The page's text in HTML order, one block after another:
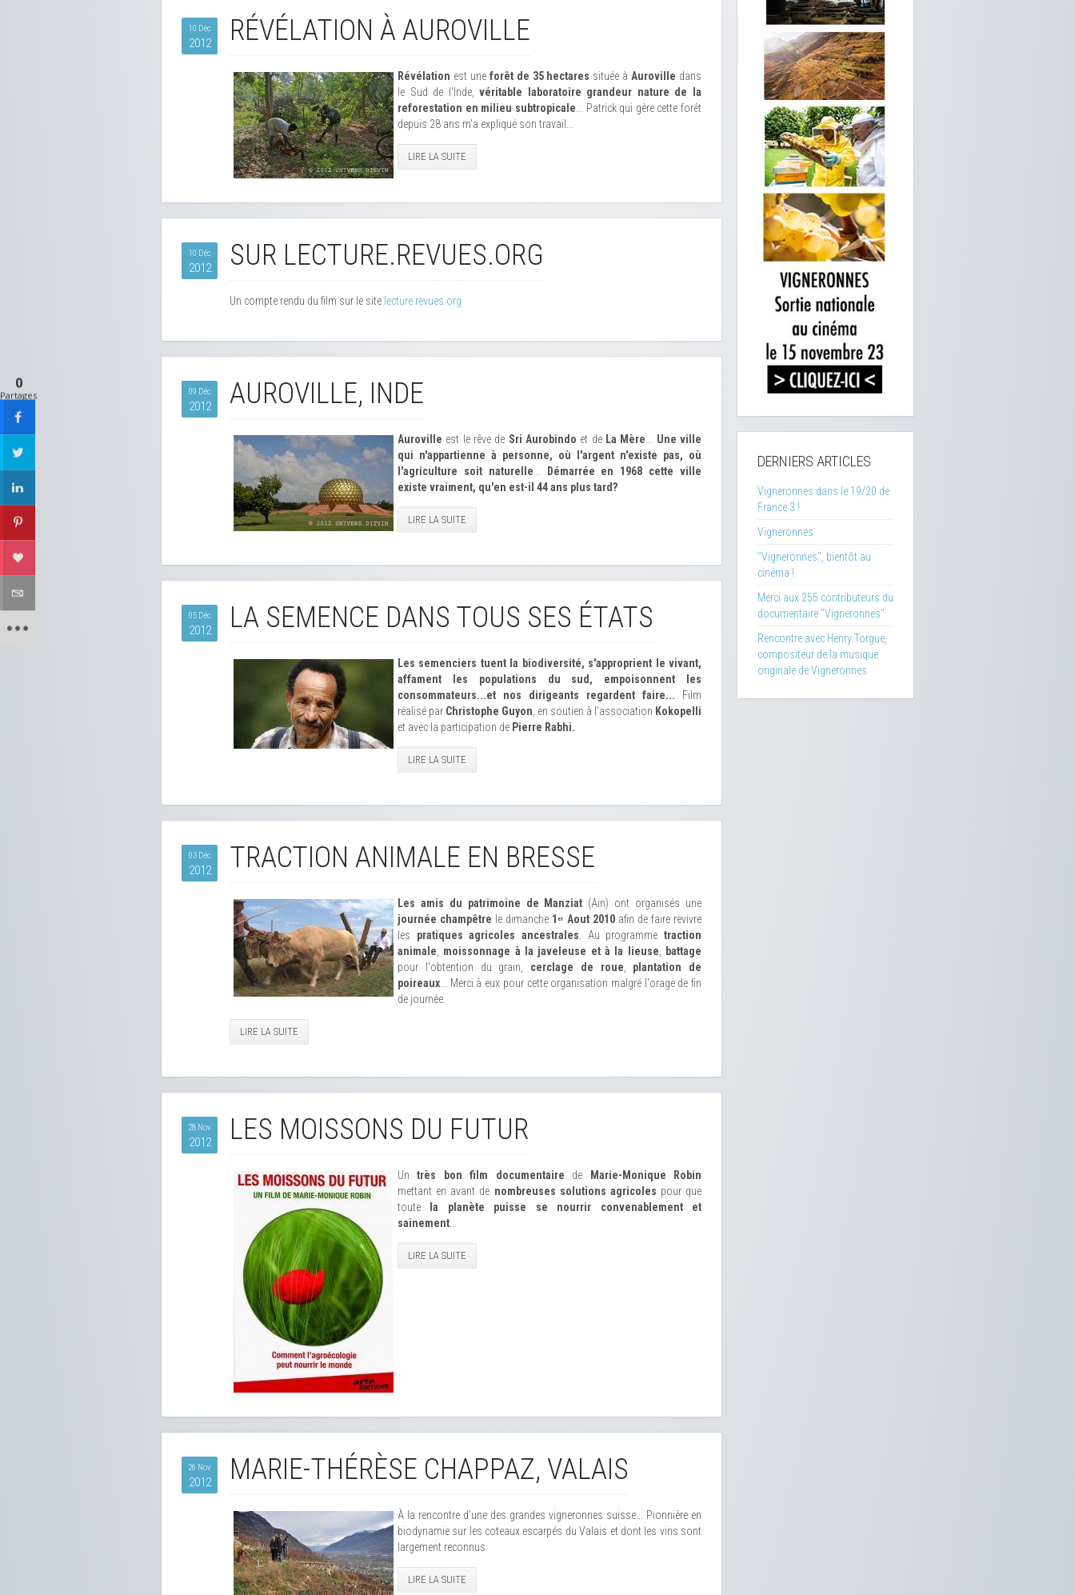
10 Déc
2012 RÉVÉLATION À AUROVILLE
Révélation est une forêt de 35 hectares située à Auroville dans
le Sud de l'Inde,véritable laboratoire grandeur nature de la
reforestation en milieu subtropicale ... Patrick qui gère cette forêt
depuis 28 ans m'a expliqué son travail...
LIRE LA SUITE
10 Déc
2012 SUR LECTURE.REVUES.ORG
Un compte rendu du film sur le site lecture.revues.org
09 Déc
2012 AUROVILLE, INDE
Auroville est le rêve de Sri Aurobindo et de La Mère
Une ville
qui n'appartienne à personne, où l'argent n'existe pas, où
l'agriculture soit naturelle
Démarrée en 1968 cette ville
existe vraiment, qu'en est-il 44 ans plus tard?
LIRE LA SUITE
05 Déc
2012 LA SEMENCE DANS TOUS SES ÉTATS
Les semenciers tuent la biodiversité, s'approprient le vivant,
affament les populations du sud, empoisonnent les
consommateurs...et nos dirigeants regardent faire... Film
réalisé par Christophe Guyon , en soutien à l'association Kokopelli
et avec la participation de Pierre Rabhi.
LIRE LA SUITE
03 Déc
2012 TRACTION ANIMALE EN BRESSE
Les amis du patrimoine de Manziat (Ain) ont organisés une
journée champêtre le dimanche 1 er Aout 2010afin de faire revivre
les pratiques agricoles ancestrales . Au programmetraction
animale
moissonnage à la javeleuse et à la lieuse
battage
pour l'obtention du grain, cerclage de roue
plantation de
poireaux ... Merci à eux pour cette organisation malgré l'orage de fin
de journée.
LIRE LA SUITE
28 Nov
2012 LES MOISSONS DU FUTUR
Untrès bon film documentaire de
Marie-Monique Robin
mettant en avant de nombreuses solutions agricoles pour que
toute
la planète puisse se nourrir convenablement et
sainement
LIRE LA SUITE
26 Nov
2012 MARIE-THÉRÈSE CHAPPAZ, VALAIS
À la rencontre d'une des grandes vigneronnes suisse... Pionnière en
biodynamie sur les coteaux escarpés du Valais et dont les vins sont
largement reconnus.
LIRE LA SUITE
DERNIERS ARTICLES
Vigneronnes dans le 19/20 de
France 3 !
Vigneronnes
"Vigneronnes", bientôt au
cinéma !
Merci aux 255 contributeurs du
documentaire "Vigneronnes"
Rencontre avec Henry Torgue,
compositeur de la musique
originale de Vigneronnes
0
Partages